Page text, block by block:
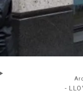
-